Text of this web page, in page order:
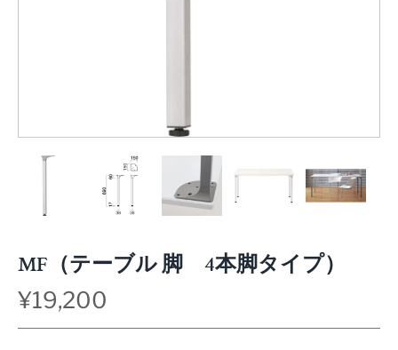
MF（テーブル 脚 4本脚タイプ）
¥19,200